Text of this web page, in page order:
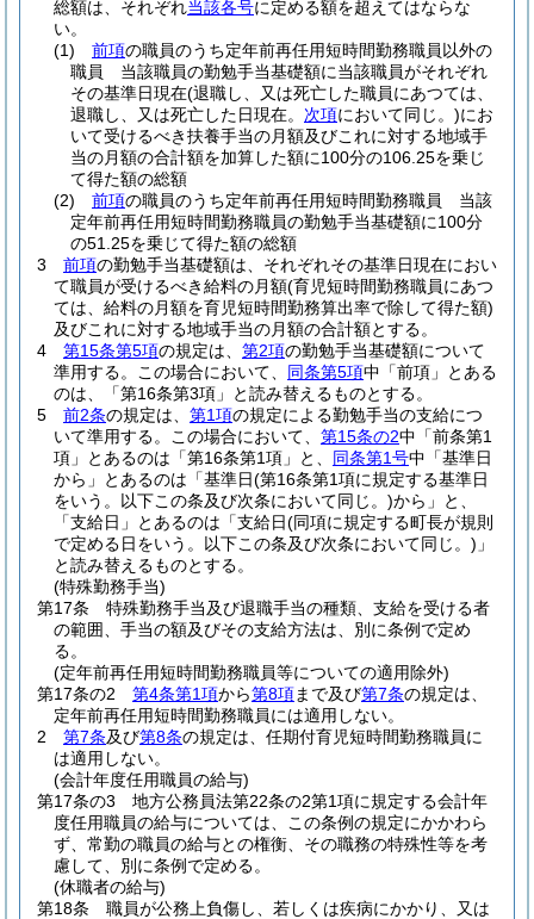
総額は、それぞれ当該各号に定める額を超えてはならな
い。
(1)
前項の職員のうち定年前再任用短時間勤務職員以外の
職員 当該職員の勤勉手当基礎額に当該職員がそれぞれ
その基準日現在(退職し、又は死亡した職員にあつては、
退職し、又は死亡した日現在。 次項において同じ。)にお
いて受けるべき扶養手当の月額及びこれに対する地域手
当の月額の合計額を加算した額に100分の106.25を乗じ
て得た額の総額
(2)
前項の職員のうち定年前再任用短時間勤務職員 当該
定年前再任用短時間勤務職員の勤勉手当基礎額に100分
の51.25を乗じて得た額の総額
3
前項の勤勉手当基礎額は、それぞれその基準日現在におい
て職員が受けるべき給料の月額(育児短時間勤務職員にあつ
ては、給料の月額を育児短時間勤務算出率で除して得た額)
及びこれに対する地域手当の月額の合計額とする。
4
第15条第5項の規定は、 第2項の勤勉手当基礎額について
準用する。
この場合において、 同条第5項中「前項」とある
のは、「第16条第3項」と読み替えるものとする。
5
前2条の規定は、 第1項の規定による勤勉手当の支給につ
いて準用する。
この場合において、 第15条の2中「前条第1
項」とあるのは「第16条第1項」と、 同条第1号中「基準日
から」とあるのは「基準日(第16条第1項に規定する基準日
をいう。以下この条及び次条において同じ。)から」と、
「支給日」とあるのは「支給日(同項に規定する町長が規則
で定める日をいう。以下この条及び次条において同じ。) 」
と読み替えるものとする。
(特殊勤務手当)
第17条
特殊勤務手当及び退職手当の種類、支給を受ける者
の範囲、手当の額及びその支給方法は、別に条例で定め
る。
(定年前再任用短時間勤務職員等についての適用除外)
第17条の2
第4条第1項から第8項まで及び第7条の規定は、
定年前再任用短時間勤務職員には適用しない。
2
第7条及び第8条の規定は、任期付育児短時間勤務職員に
は適用しない。
(会計年度任用職員の給与)
第17条の3
地方公務員法第22条の2第1項に規定する会計年
度任用職員の給与については、この条例の規定にかかわら
ず、常勤の職員の給与との権衡、その職務の特殊性等を考
慮して、別に条例で定める。
(休職者の給与)
第18条
職員が公務上負傷し、若しくは疾病にかかり、又は